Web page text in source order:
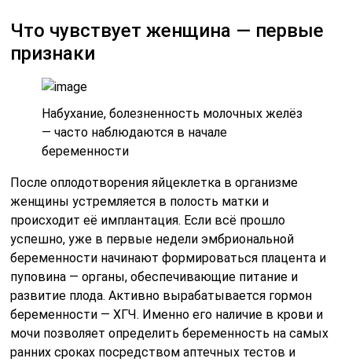
Что чувствует женщина — первые
признаки
Набухание, болезненность молочных желёз
— часто наблюдаются в начале
беременности
После оплодотворения яйцеклетка в организме
женщины устремляется в полость матки и
происходит её имплантация. Если всё прошло
успешно, уже в первые недели эмбриональной
беременности начинают формироваться плацента и
пуповина — органы, обеспечивающие питание и
развитие плода. Активно вырабатывается гормон
беременности — ХГЧ. Именно его наличие в крови и
мочи позволяет определить беременность на самых
ранних сроках посредством аптечных тестов и